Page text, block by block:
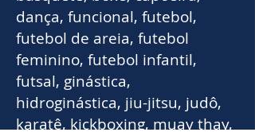
dança, funcional, futebol,
futebol de areia, futebol
feminino, futebol infantil,
futsal, ginástica,
hidroginástica, jiu-jitsu, judô,
karatê, kickboxing, muay thay,